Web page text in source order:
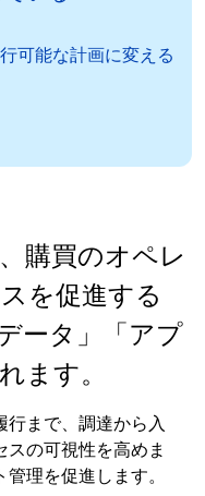
可能な計画に変える
購買のオペレ
を促進する
ータ」「アプ
ます。
行まで、調達から入
スの可視性を高めま
理を促進します。